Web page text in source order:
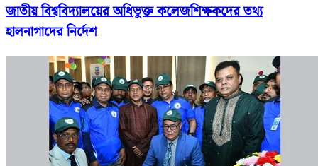
জাতীয় বিশ্ববিদ্যালয়ের অধিভুক্ত কলেজশিক্ষকদের তথ্য
হালনাগাদের নির্দেশ